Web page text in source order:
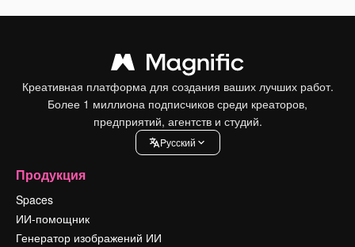
Креативная платформа для создания ваших лучших работ.
Более 1 миллиона подписчиков среди креаторов,
предприятий, агентств и студий.
Pусский
Продукция
Spaces
ИИ-помощник
Генератор изображений ИИ